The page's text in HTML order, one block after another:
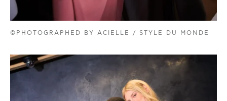
©PHOTOGRAPHED BY ACIELLE / STYLE DU MONDE